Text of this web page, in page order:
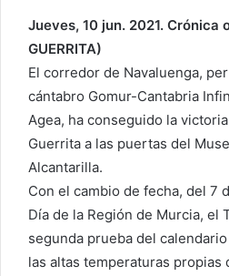
Jueves, 10 jun. 2021. Crónica
GUERRITA)
El corredor de Navaluenga,
cántabro Gomur-Cantabria
Agea, ha conseguido la
Guerrita a las puertas del
Alcantarilla.
Con el cambio de fecha, del 7
Día de la Región de Murcia, el
segunda prueba del
las altas temperaturas propias